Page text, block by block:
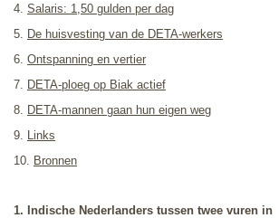
4. Salaris: 1,50 gulden per dag
5.
De huisvesting van de DETA-werkers
6. Ontspanning en vertier
7.
DETA-ploeg op Biak actief
8.
DETA-mannen gaan hun eigen weg
9.
Links
10.
Bronnen
1. Indische Nederlanders tussen twee vuren in